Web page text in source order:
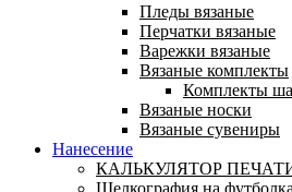
Пледы вязаные
Перчатки вязаные
Варежки вязаные
Вязаные комплекты
Комплекты
Вязаные носки
Вязаные сувениры
Нанесение
КАЛЬКУЛЯТОР
Шелкография на